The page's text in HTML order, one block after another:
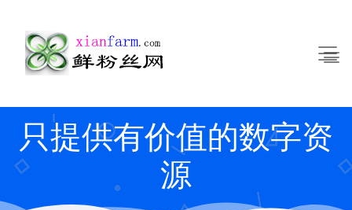
只提供有价值的数字资
源